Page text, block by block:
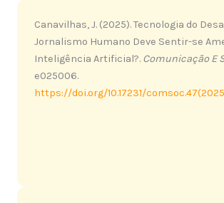
Canavilhas, J. (2025). Tecnologia do
Jornalismo Humano Deve Sentir-se
Inteligência Artificial?. Comunicação E
e025006.
https://doi.org/10.17231/